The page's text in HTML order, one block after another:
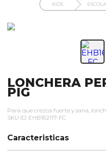
KIDS
LONCHERA
PIG
Para que crezca fuerte y sana,
SKU ID: EHB162117-FC
Caracteristicas